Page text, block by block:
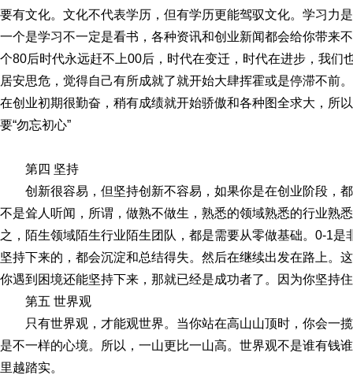
要有文化。文化不代表学历，但有学历更能驾驭文化。学习力
一个是学习不一定是看书，各种资讯和创业新闻都会给你带来
个80后时代永远赶不上00后，时代在变迁，时代在进步，我们
居安思危，觉得自己有所成就了就开始大肆挥霍或是停滞不前
在创业初期很勤奋，稍有成绩就开始骄傲和各种图全求大，所
要“勿忘初心”
第四 坚持
创新很容易，但坚持创新不容易，如果你是在创业阶段，
不是耸人听闻，所谓，做熟不做生，熟悉的领域熟悉的行业熟
之，陌生领域陌生行业陌生团队，都是需要从零做基础。0-1
坚持下来的，都会沉淀和总结得失。然后在继续出发在路上。
你遇到困境还能坚持下来，那就已经是成功者了。因为你坚持
第五 世界观
只有世界观，才能观世界。当你站在高山山顶时，你会一
是不一样的心境。所以，一山更比一山高。世界观不是谁有钱
里越踏实。